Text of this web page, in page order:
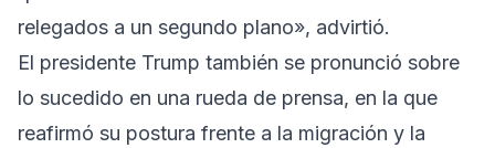
relegados a un segundo plano», advirtió.
El presidente Trump también se pronunció sobre
lo sucedido en una rueda de prensa, en la que
reafirmó su postura frente a la migración y la